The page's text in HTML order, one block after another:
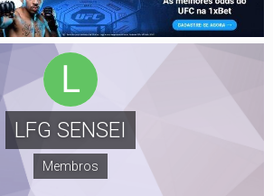
LFG SENSEI
Membros